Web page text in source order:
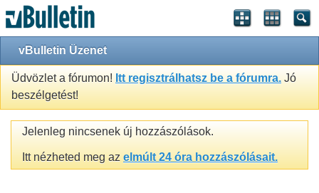
vBulletin Üzenet
Üdvözlet a fórumon! Itt regisztrálhatsz be a fórumra. Jó
beszélgetést!
Jelenleg nincsenek új hozzászólások.
Itt nézheted meg az elmúlt 24 óra hozzászólásait.